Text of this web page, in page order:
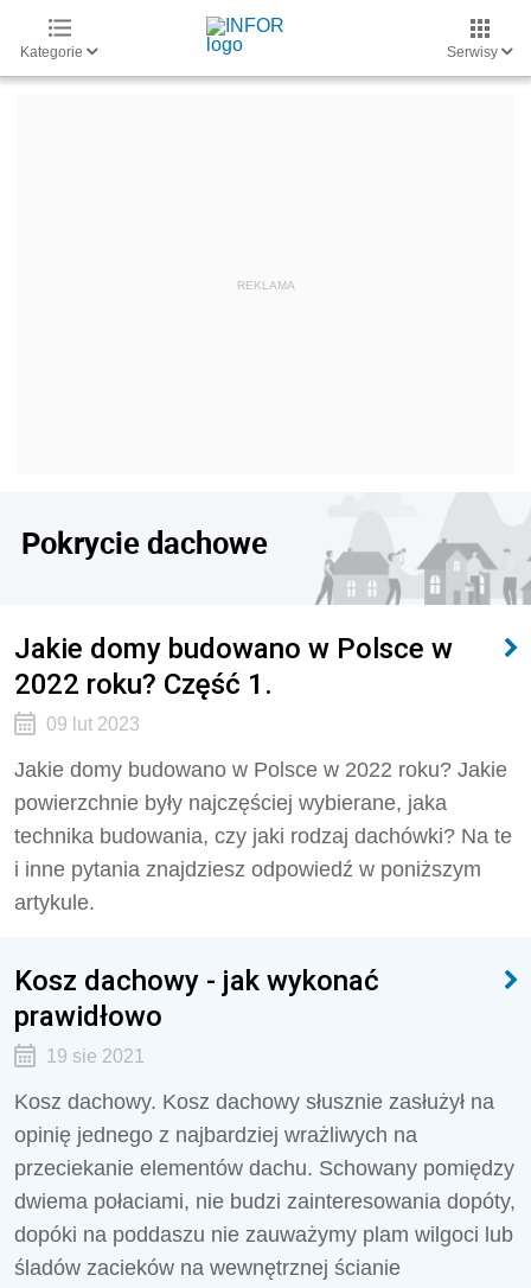
Kategorie Serwisy
Pokrycie dachowe
Jakie domy budowano w Polsce w
2022 roku? Część 1.
09 lut 2023
Jakie domy budowano w Polsce w 2022 roku? Jakie
powierzchnie były najczęściej wybierane, jaka
technika budowania, czy jaki rodzaj dachówki? Na te
i inne pytania znajdziesz odpowiedź w poniższym
artykule.
Kosz dachowy - jak wykonać
prawidłowo
19 sie 2021
Kosz dachowy. Kosz dachowy słusznie zasłużył na
opinię jednego z najbardziej wrażliwych na
przeciekanie elementów dachu. Schowany pomiędzy
dwiema połaciami, nie budzi zainteresowania dopóty,
dopóki na poddaszu nie zauważymy plam wilgoci lub
śladów zacieków na wewnętrznej ścianie